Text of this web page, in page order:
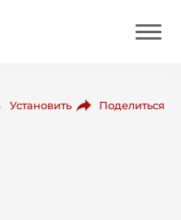
Установить Поделиться